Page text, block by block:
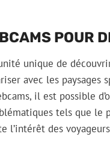
POUR
unique de
avec les paysages
il est possible
tels que le
l’intérêt des